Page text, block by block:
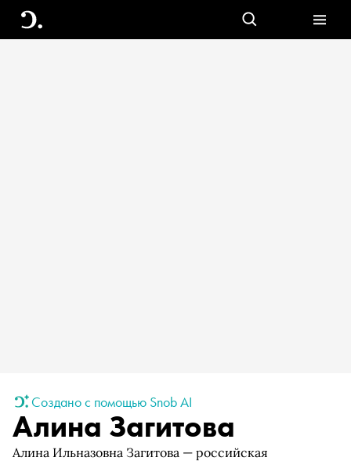
Создано с помощью Snob AI
Алина Загитова
Алина Ильназовна Загитова — российская